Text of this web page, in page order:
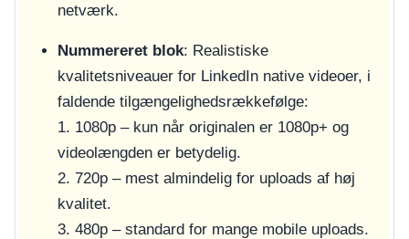
netværk.
Nummereret blok: Realistiske
kvalitetsniveauer for LinkedIn native videoer, i
faldende tilgængelighedsrækkefølge:
1. 1080p – kun når originalen er 1080p+ og
videolængden er betydelig.
2. 720p – mest almindelig for uploads af høj
kvalitet.
3. 480p – standard for mange mobile uploads.